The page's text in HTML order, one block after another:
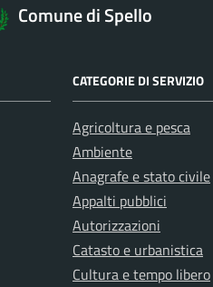
Comune di Spello
CATEGORIE DI SERVIZIO
Agricoltura e pesca
Ambiente
Anagrafe e stato civile
Appalti pubblici
Autorizzazioni
Catasto e urbanistica
Cultura e tempo libero